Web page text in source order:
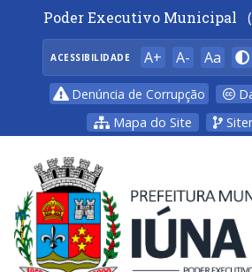
Poder Executivo Municipal
ACESSIBILIDADE A+ A- Aa
Denúncia de Corrupção
Mapa do Site